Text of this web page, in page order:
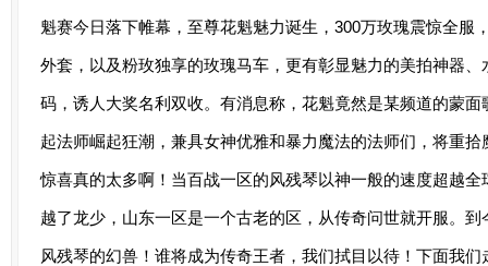
魁赛今日落下帷幕，至尊花魁魅力诞生，300万玫瑰震惊全服
外套，以及粉玫独享的玫瑰马车，更有彰显魅力的美拍神器
码，诱人大奖名利双收。有消息称，花魁竟然是某频道的蒙
起法师崛起狂潮，兼具女神优雅和暴力魔法的法师们，将重
惊喜真的太多啊！当百战一区的风残琴以神一般的速度超越
越了龙少，山东一区是一个古老的区，从传奇问世就开服。
风残琴的幻兽！谁将成为传奇王者，我们拭目以待！下面我